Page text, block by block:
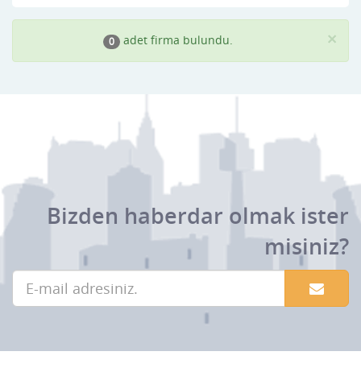
×
0 adet firma bulundu.
Bizden haberdar olmak ister
misiniz?